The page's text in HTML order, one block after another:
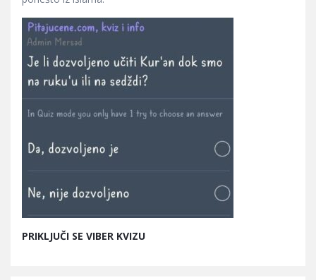
PRIKLJUČI SE VIBER KVIZU